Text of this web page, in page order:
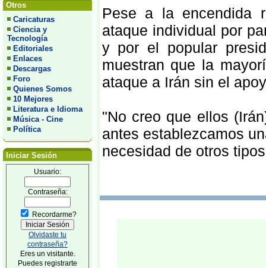
Otros
Caricaturas
Ciencia y
Tecnología
Editoriales
Enlaces
Descargas
Foro
Quienes Somos
10 Mejores
Literatura e Idioma
Música - Cine
Política
Iniciar Sesión
Usuario:
Contraseña:
Recordarme?
Olvidaste tu
contraseña?
Eres un visitante.
Puedes registrarte
Pese a la encendida
ataque individual por
y por el popular
muestran que la
ataque a Irán sin el
"No creo que ellos
antes establezcamos
necesidad de otros